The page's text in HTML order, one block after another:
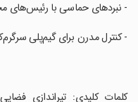
‏- نبردهای حماسی با رئیس‌های
‏- کنترل مدرن برای گیم‌پلی
‏کلمات کلیدی: تیراندازی